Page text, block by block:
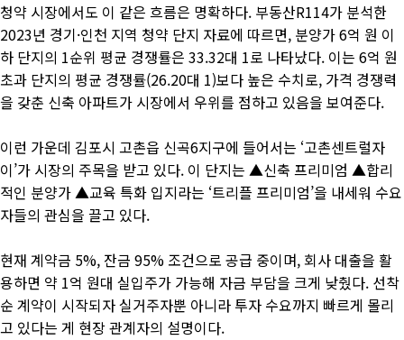
청약 시장에서도 이 같은 흐름은 명확하다. 부동산R114가 분석한
2023년 경기·인천 지역 청약 단지 자료에 따르면, 분양가 6억 원 이
하 단지의 1순위 평균 경쟁률은 33.32대 1로 나타났다. 이는 6억 원
초과 단지의 평균 경쟁률(26.20대 1)보다 높은 수치로, 가격 경쟁력
을 갖춘 신축 아파트가 시장에서 우위를 점하고 있음을 보여준다.
이런 가운데 김포시 고촌읍 신곡6지구에 들어서는 ‘고촌센트럴자
이’가 시장의 주목을 받고 있다. 이 단지는 ▲신축 프리미엄 ▲합리
적인 분양가 ▲교육 특화 입지라는 ‘트리플 프리미엄’을 내세워 수요
자들의 관심을 끌고 있다.
현재 계약금 5%, 잔금 95% 조건으로 공급 중이며, 회사 대출을 활
용하면 약 1억 원대 실입주가 가능해 자금 부담을 크게 낮췄다. 선착
순 계약이 시작되자 실거주자뿐 아니라 투자 수요까지 빠르게 몰리
고 있다는 게 현장 관계자의 설명이다.